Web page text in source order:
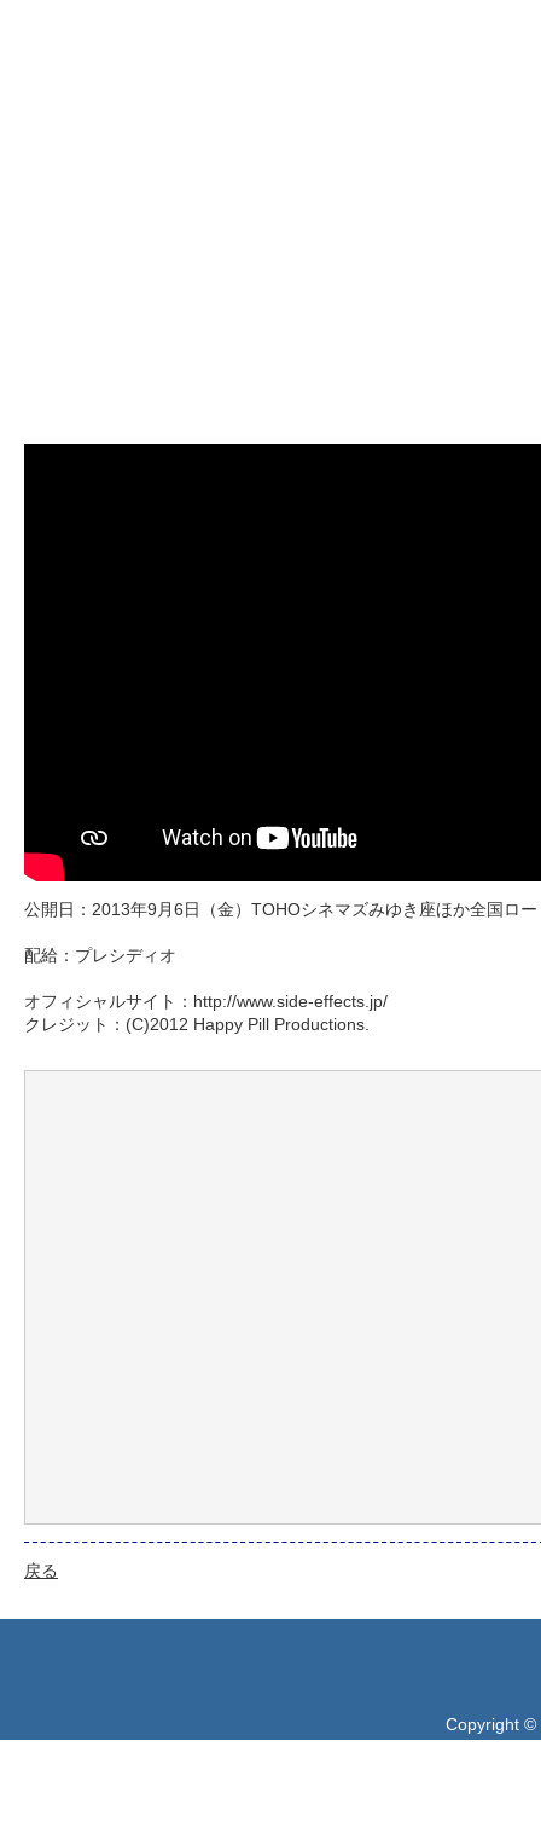
公開日：2013年9月6日（金）TOHOシネマズみゆき座ほか全国ロ
配給：プレシディオ
オフィシャルサイト：http://www.side-effects.jp/
クレジット：(C)2012 Happy Pill Productions.
戻る
Copyright ©